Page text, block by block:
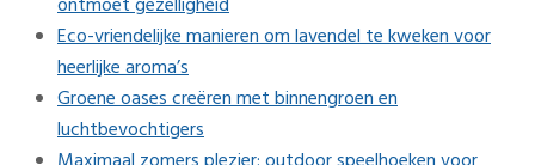
Eco-vriendelijke manieren om lavendel te kweken voor
heerlijke aroma’s
Groene oases creëren met binnengroen en
luchtbevochtigers